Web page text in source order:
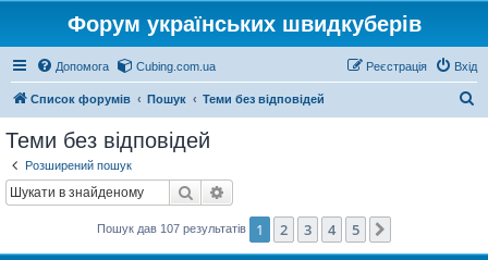
Форум українських швидкуберів
Допомога Cubing.com.ua Вхід
Реєстрація
Список форумів Пошук Теми без відповідей
Теми без відповідей
Розширений пошук
Пошук
Пошук дав 107 результатів 1 2 3 4 5